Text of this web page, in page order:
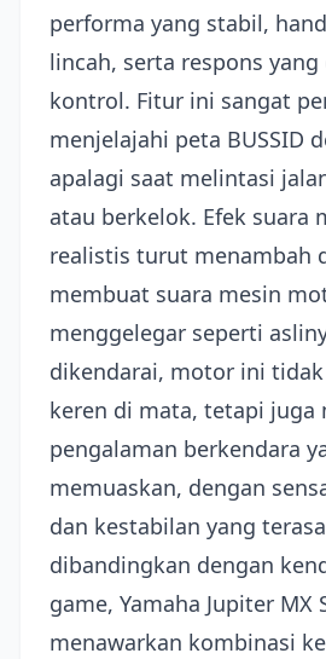
performa yang stabil,
lincah, serta respons
kontrol. Fitur ini sangat
menjelajahi peta BUSSID
apalagi saat melintasi
atau berkelok. Efek suara
realistis turut menambah
membuat suara mesin
menggelegar seperti
dikendarai, motor ini
keren di mata, tetapi juga
pengalaman berkendara
memuaskan, dengan
dan kestabilan yang
dibandingkan dengan
game, Yamaha Jupiter MX
menawarkan kombinasi